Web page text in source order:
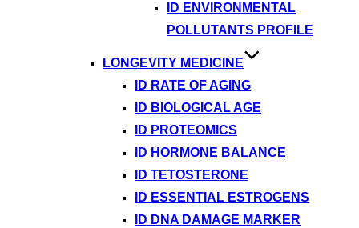
ID ENVIRONMENTAL
POLLUTANTS PROFILE
LONGEVITY MEDICINE
ID RATE OF AGING
ID BIOLOGICAL AGE
ID PROTEOMICS
ID HORMONE BALANCE
ID TETOSTERONE
ID ESSENTIAL ESTROGENS
ID DNA DAMAGE MARKER